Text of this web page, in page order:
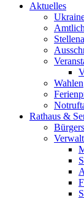
Aktuelles
Wahlen
Rathaus &